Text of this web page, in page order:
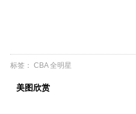
标签： CBA 全明星
美图欣赏